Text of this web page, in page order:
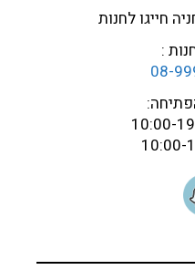
חייגו לחנות
:
08-